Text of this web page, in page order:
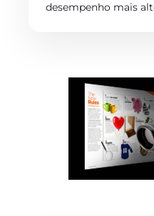
desempenho mais